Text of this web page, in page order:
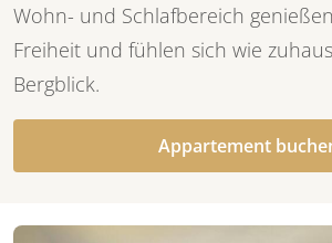
Wohn- und Schlafbereich
Freiheit und fühlen sich wie
Bergblick.
Appartement